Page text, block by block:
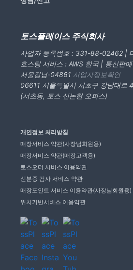
토스플레이스 주식회사
사업자 등록번호 : 331-88-02462 |
호스팅 서비스 : AWS 한국 | 통신판
서울강남-04861 사업자정보확인
06611 서울특별시 서초구 강남대로
(서초동, 토스 신논현 오피스)
개인정보 처리방침
매장서비스 약관(사장님회원용)
매장서비스 약관(매장고객용)
토스오더 서비스 이용약관
신분증 검사 서비스 약관
매장포인트 서비스 이용약관(사장님회원용)
위치기반서비스 이용약관